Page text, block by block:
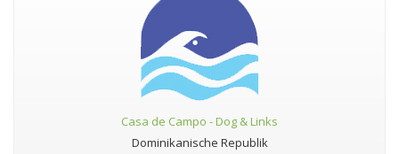
Casa de Campo - Dog & Links
Dominikanische Republik